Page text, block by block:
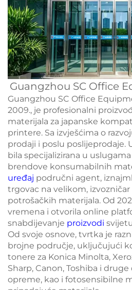
Guangzhou SC Office
Guangzhou SC Office
2009., je profesionalni
materijala za japanske
printere. Sa izvješćima o
prodaji i poslu poslijeprodaje.
bila specijalizirana u
brendove konsumabilnih
uređaj područni agent,
trgovac na velikom,
potrošačkih materijala. Od
vremena i otvorila online
snabdijevanje proizvodi
Od svoje osnove, tvrtka je
brojne područje, uključujući
tonere za Konica Minolta,
Sharp, Canon, Toshiba i
opreme, kao i fotosensibilne